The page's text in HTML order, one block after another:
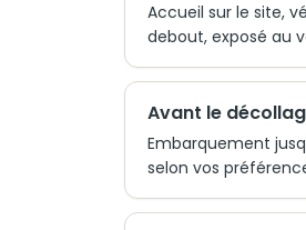
Accueil sur le site,
debout, exposé au
Avant le
Embarquement
selon vos